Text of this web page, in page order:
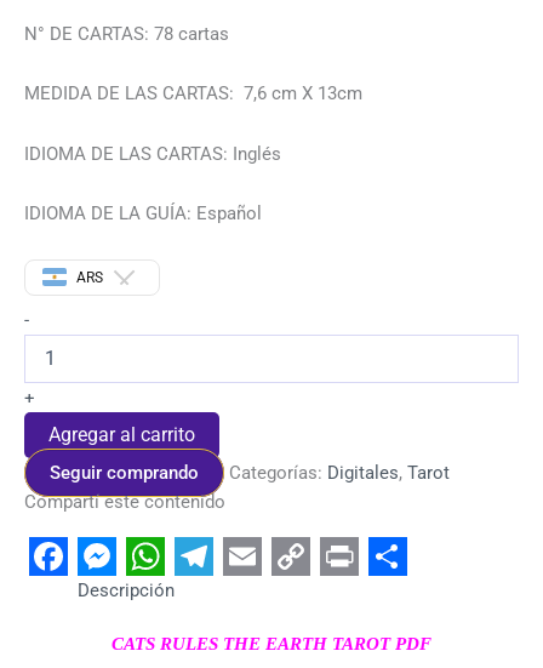
N° DE CARTAS: 78 cartas
MEDIDA DE LAS CARTAS: 7,6 cm X 13cm
IDIOMA DE LAS CARTAS: Inglés
IDIOMA DE LA GUÍA: Español
ARS
-
+
Agregar al carrito
Seguir comprando Categorías: Digitales, Tarot
Compartí este contenido
Facebook
Messenger
WhatsApp
Link
Descripción
CATS RULES THE EARTH TAROT PDF